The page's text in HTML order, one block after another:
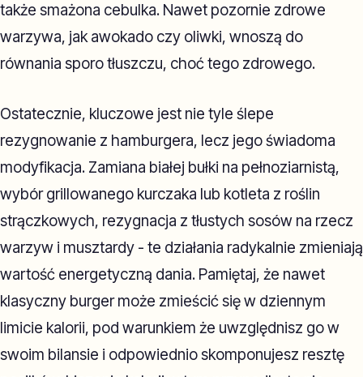
także smażona cebulka. Nawet pozornie zdrowe
warzywa, jak awokado czy oliwki, wnoszą do
równania sporo tłuszczu, choć tego zdrowego.
Ostatecznie, kluczowe jest nie tyle ślepe
rezygnowanie z hamburgera, lecz jego świadoma
modyfikacja. Zamiana białej bułki na pełnoziarnistą,
wybór grillowanego kurczaka lub kotleta z roślin
strączkowych, rezygnacja z tłustych sosów na rzecz
warzyw i musztardy - te działania radykalnie zmieniają
wartość energetyczną dania. Pamiętaj, że nawet
klasyczny burger może zmieścić się w dziennym
limicie kalorii, pod warunkiem że uwzględnisz go w
swoim bilansie i odpowiednio skomponujesz resztę